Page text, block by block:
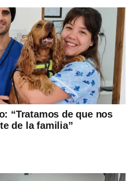
“Tratamos de que nos
de la familia”